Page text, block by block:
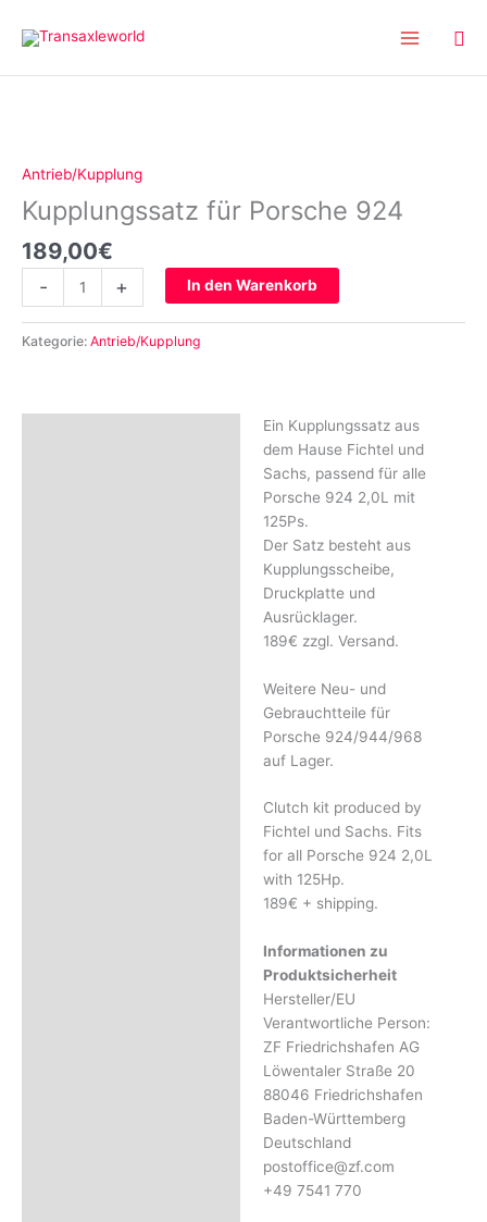
Inhalt
Antrieb/Kupplung
Kupplungssatz für Porsche 924
189,00€
-
924
Menge
+ In den Warenkorb
Kategorie: Antrieb/Kupplung
Ein Kupplungssatz aus
dem Hause Fichtel und
Sachs, passend für alle
Porsche 924 2,0L mit
125Ps.
Der Satz besteht aus
Kupplungsscheibe,
Druckplatte und
Ausrücklager.
189€ zzgl. Versand.
Weitere Neu- und
Gebrauchtteile für
Porsche 924/944/968
auf Lager.
Clutch kit produced by
Fichtel und Sachs. Fits
for all Porsche 924 2,0L
with 125Hp.
189€ + shipping.
Informationen zu
Produktsicherheit
Hersteller/EU
Verantwortliche Person:
ZF Friedrichshafen AG
Löwentaler Straße 20
88046 Friedrichshafen
Baden-Württemberg
Deutschland
postoffice@zf.com
+49 7541 770